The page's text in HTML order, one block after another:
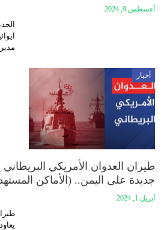
أغسطس 9, 2024
أخبار
طيران العدوان الأمريكي
جديدة على اليمن.. (الأماكن
أبريل 1, 2024